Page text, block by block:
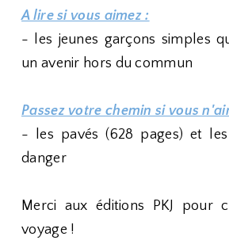
A lire si vous aimez :
- les jeunes garçons simples
un avenir hors du commun
Passez votre chemin si vous
- les pavés (628 pages) et
danger
Merci aux éditions PKJ pour
voyage !